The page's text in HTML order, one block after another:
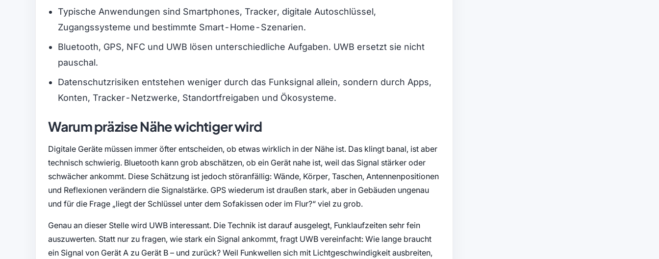
Typische Anwendungen sind Smartphones, Tracker, digitale Autoschlüssel,
Zugangssysteme und bestimmte Smart-Home-Szenarien.
Bluetooth, GPS, NFC und UWB lösen unterschiedliche Aufgaben. UWB ersetzt sie nicht
pauschal.
Datenschutzrisiken entstehen weniger durch das Funksignal allein, sondern durch Apps,
Konten, Tracker-Netzwerke, Standortfreigaben und Ökosysteme.
Warum präzise Nähe wichtiger wird
Digitale Geräte müssen immer öfter entscheiden, ob etwas wirklich in der Nähe ist. Das klingt banal, ist aber
technisch schwierig. Bluetooth kann grob abschätzen, ob ein Gerät nahe ist, weil das Signal stärker oder
schwächer ankommt. Diese Schätzung ist jedoch störanfällig: Wände, Körper, Taschen, Antennenpositionen
und Reflexionen verändern die Signalstärke. GPS wiederum ist draußen stark, aber in Gebäuden ungenau
und für die Frage „liegt der Schlüssel unter dem Sofakissen oder im Flur?“ viel zu grob.
Genau an dieser Stelle wird UWB interessant. Die Technik ist darauf ausgelegt, Funklaufzeiten sehr fein
auszuwerten. Statt nur zu fragen, wie stark ein Signal ankommt, fragt UWB vereinfacht: Wie lange braucht
ein Signal von Gerät A zu Gerät B – und zurück? Weil Funkwellen sich mit Lichtgeschwindigkeit ausbreiten,